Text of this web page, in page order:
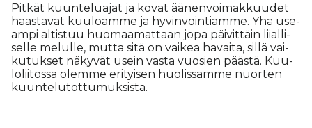
Pit­kät kuun­te­lu­a­jat ja ko­vat ää­nen­voi­mak­kuu­det
haas­ta­vat kuu­lo­am­me ja hy­vin­voin­ti­am­me. Yhä use­
am­pi al­tis­tuu huo­maa­mat­taan jopa päi­vit­täin lii­al­li­
sel­le me­lul­le, mut­ta sitä on vai­kea ha­vai­ta, sil­lä vai­
ku­tuk­set nä­ky­vät usein vas­ta vuo­sien pääs­tä. Kuu­
lo­lii­tos­sa olem­me eri­tyi­sen huo­lis­sam­me nuor­ten
kuun­te­lu­tot­tu­muk­sis­ta.